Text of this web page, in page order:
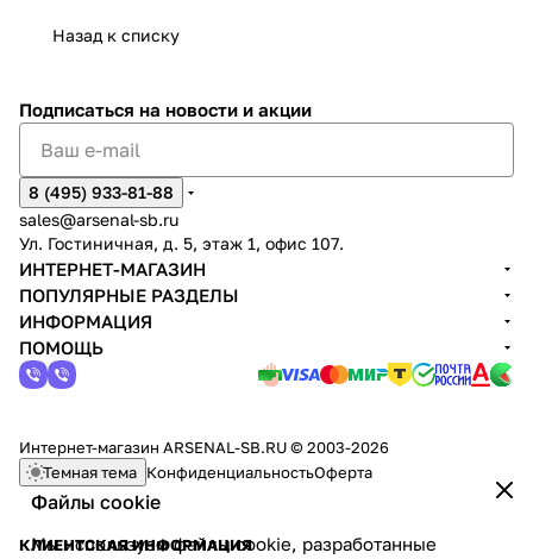
Назад к списку
Файлы cookie
Мы используем файлы cookie, разработанные
Подписаться на новости и акции
8 (495) 933-81-88
sales@arsenal-sb.ru
Ул. Гостиничная, д. 5, этаж 1, офис 107.
ИНТЕРНЕТ-МАГАЗИН
ПОПУЛЯРНЫЕ РАЗДЕЛЫ
ИНФОРМАЦИЯ
ПОМОЩЬ
Интернет-магазин ARSENAL-SB.RU © 2003-2026
Темная тема КонфиденциальностьОферта
КЛИЕНТСКАЯ ИНФОРМАЦИЯ